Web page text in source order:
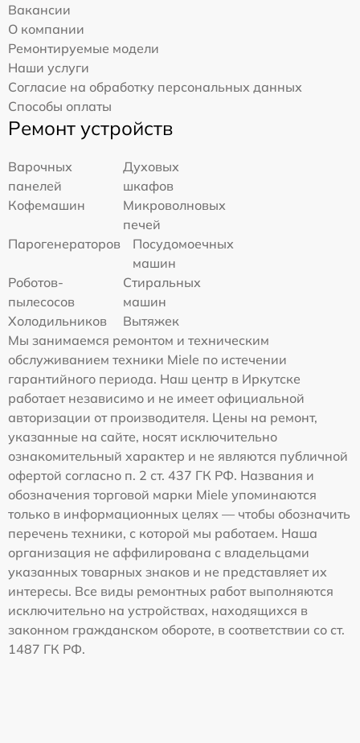
Вакансии
О компании
Ремонтируемые модели
Наши услуги
Согласие на обработку персональных данных
Способы оплаты
Ремонт устройств
Варочных
панелей
Духовых
шкафов
Кофемашин
Микроволновых
печей
Парогенераторов
Посудомоечных
машин
Роботов-
пылесосов
Стиральных
машин
Холодильников
Вытяжек
Мы занимаемся ремонтом и техническим
обслуживанием техники Miele по истечении
гарантийного периода. Наш центр в Иркутске
работает независимо и не имеет официальной
авторизации от производителя. Цены на ремонт,
указанные на сайте, носят исключительно
ознакомительный характер и не являются публичной
офертой согласно п. 2 ст. 437 ГК РФ. Названия и
обозначения торговой марки Miele упоминаются
только в информационных целях — чтобы обозначить
перечень техники, с которой мы работаем. Наша
организация не аффилирована с владельцами
указанных товарных знаков и не представляет их
интересы. Все виды ремонтных работ выполняются
исключительно на устройствах, находящихся в
законном гражданском обороте, в соответствии со ст.
1487 ГК РФ.